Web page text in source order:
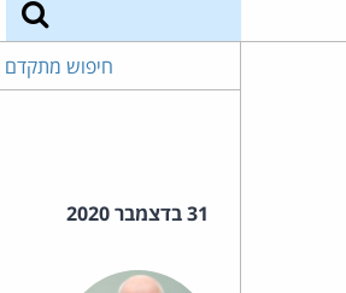
חיפוש מתקדם
31 בדצמבר 2020